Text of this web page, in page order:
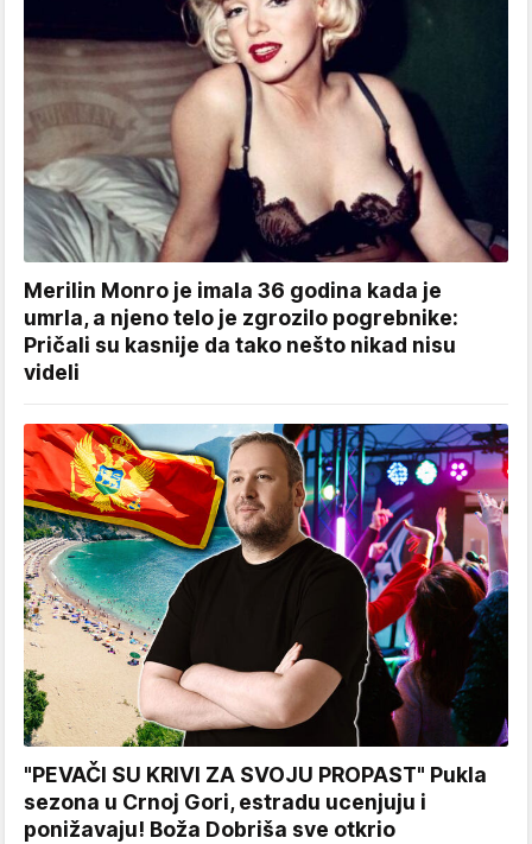
Merilin Monro je imala 36 godina kada je
umrla, a njeno telo je zgrozilo pogrebnike:
Pričali su kasnije da tako nešto nikad nisu
videli
"PEVAČI SU KRIVI ZA SVOJU PROPAST" Pukla
sezona u Crnoj Gori, estradu ucenjuju i
ponižavaju! Boža Dobriša sve otkrio